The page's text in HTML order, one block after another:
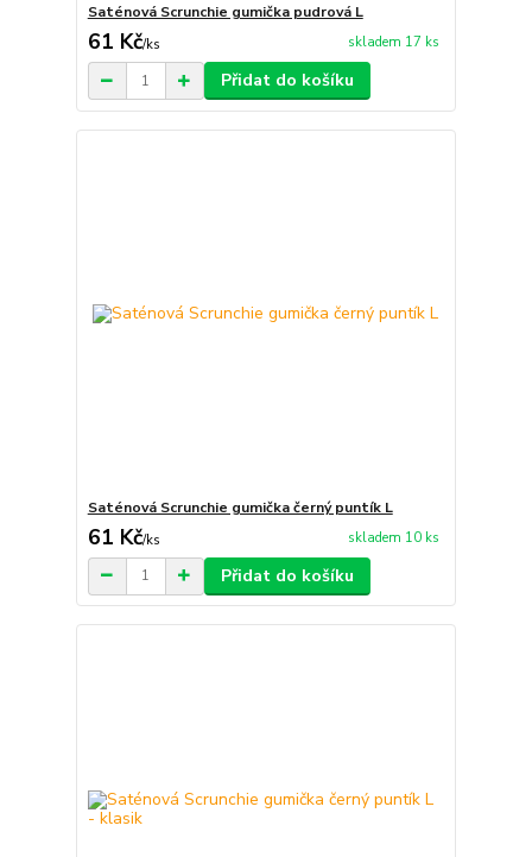
Saténová Scrunchie gumička pudrová L
61 Kč/ks skladem 17 ks
Přidat do košíku
Saténová Scrunchie gumička černý puntík L
61 Kč/ks skladem 10 ks
Přidat do košíku